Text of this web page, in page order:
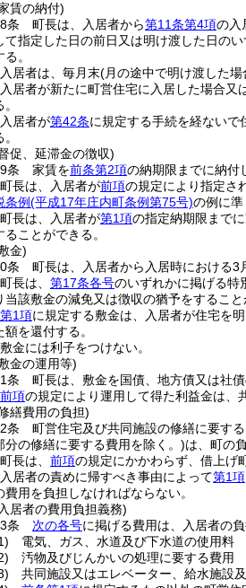
賃の納付)
条
町長は、入居者から第11条第4項の入
て指定した日の前日又は明け渡した日のい
る。
入居者は、毎月末(月の途中で明け渡した
入居者が新たに町営住宅に入居した場合
。
入居者が第42条に規定する手続を経ないで
。
促、延滞金の徴収)
条
家賃を前条第2項の納期限までに納付
町長は、入居者が前項の規定により指定さ
条例(平成17年庄内町条例第75号)の例に準
町長は、入居者が第1項の指定納期限まで
ることができる。
金)
条
町長は、入居者から入居時における3
町長は、 第17条各号のいずれかに掲げる特
当該敷金の減免又は徴収の猶予をすること
第1項に規定する敷金は、入居者が住宅を
額を還付する。
敷金には利子をつけない。
金の運用等)
条
町長は、敷金を国債、地方債又は社
前項の規定により運用して得た利益金は、
繕費用の負担)
条
町営住宅及び共同施設の修繕に要す
分の修繕に要する費用を除く。)は、町の
町長は、 前項の規定にかかわらず、借上げ
入居者の責めに帰すべき事由によって第1項
費用を負担しなければならない。
居者の費用負担義務)
条
次の各号に掲げる費用は、入居者の負
電気、ガス、水道及び下水道の使用料
汚物及びじんかいの処理に要する費用
共同施設又はエレベーター、給水施設